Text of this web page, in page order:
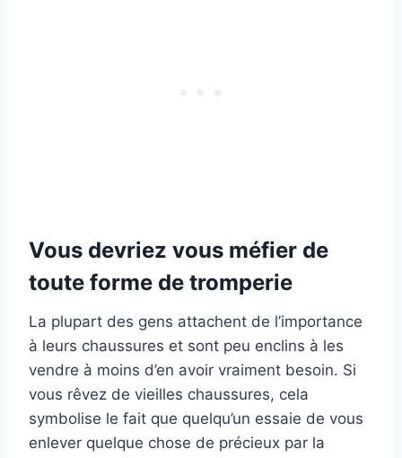
Vous devriez vous méfier de
toute forme de tromperie
La plupart des gens attachent de l’importance
à leurs chaussures et sont peu enclins à les
vendre à moins d’en avoir vraiment besoin. Si
vous rêvez de vieilles chaussures, cela
symbolise le fait que quelqu’un essaie de vous
enlever quelque chose de précieux par la